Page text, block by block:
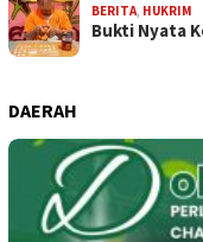
BERITA HUKRIM
Bukti Nyata
DAERAH